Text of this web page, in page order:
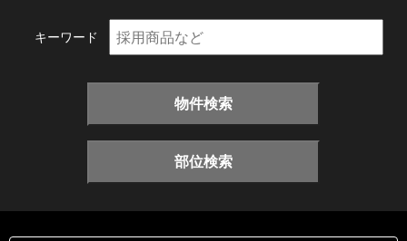
キーワード
物件検索
部位検索